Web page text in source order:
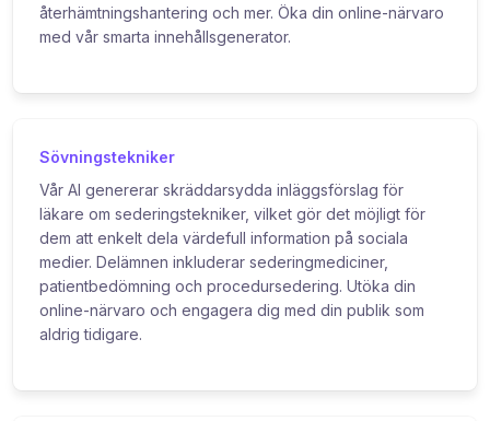
återhämtningshantering och mer. Öka din online-närvaro
med vår smarta innehållsgenerator.
Sövningstekniker
Vår AI genererar skräddarsydda inläggsförslag för
läkare om sederingstekniker, vilket gör det möjligt för
dem att enkelt dela värdefull information på sociala
medier. Delämnen inkluderar sederingmediciner,
patientbedömning och procedursedering. Utöka din
online-närvaro och engagera dig med din publik som
aldrig tidigare.